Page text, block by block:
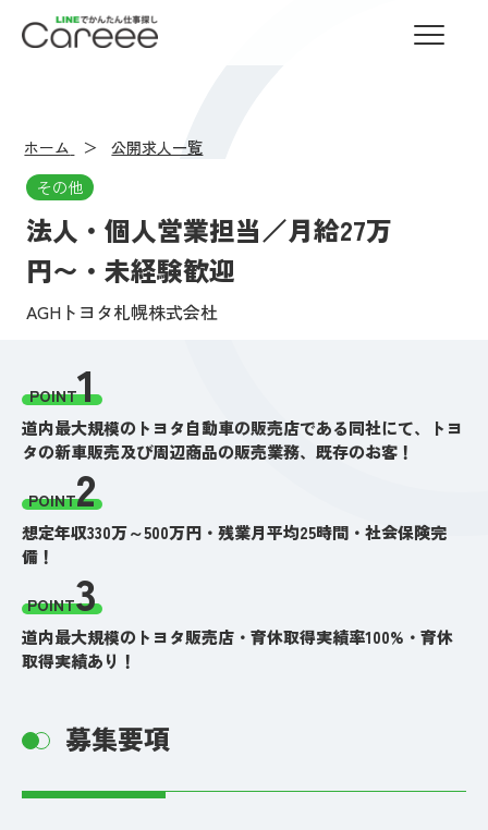
LINEでかんたん仕事探し Careee
ホーム
公開求人一覧
その他
法人・個人営業担当／月給27万
円〜・未経験歓迎
AGHトヨタ札幌株式会杜
POINT1
道内最大規模のトヨタ自動車の販売店である同社にて、トヨ
タの新車販売及び周辺商品の販売業務、既存のお客！
POINT2
想定年収330万～500万円・残業月平均25時間・社会保険完
備！
POINT3
道内最大規模のトヨタ販売店・育休取得実績率100%・育休
取得実績あり！
募集要項